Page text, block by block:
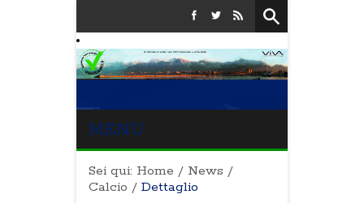
MENU
Sei qui: Home / News /
Calcio / Dettaglio